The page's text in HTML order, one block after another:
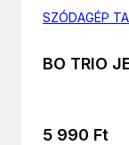
SZÓDAGÉP
BO TRIO
5 990 Ft